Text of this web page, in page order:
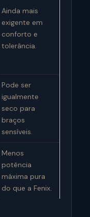
Ainda mais
exigente em
conforto e
tolerância.
Pode ser
igualmente
seco para
braços
sensíveis.
Menos
potência
máxima pura
do que a Fenix.